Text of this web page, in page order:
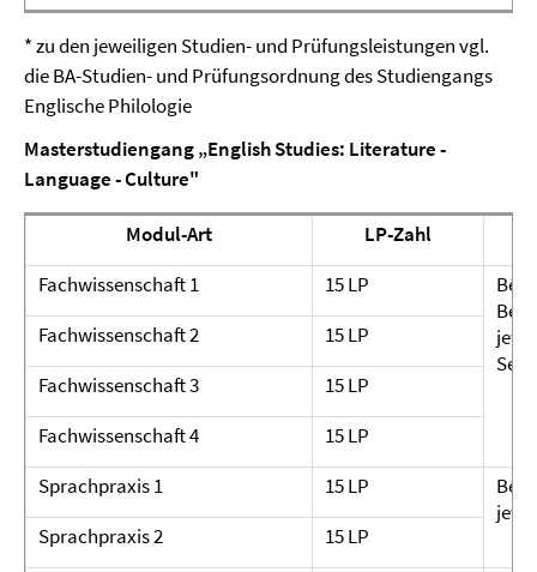
* zu den jeweiligen Studien- und Prüfungsleistungen vgl.
die BA-Studien- und Prüfungsordnung des Studiengangs
Englische Philologie
Masterstudiengang „English Studies: Literature -
Language - Culture"
Modul-Art
LP-Zahl
Fachwissenschaft 1
15 LP
Bei
Bei
Fachwissenschaft 2
15 LP
Fachwissenschaft 3
15 LP
Fachwissenschaft 4
15 LP
Sprachpraxis 1
15 LP
Bei
Sprachpraxis 2
15 LP